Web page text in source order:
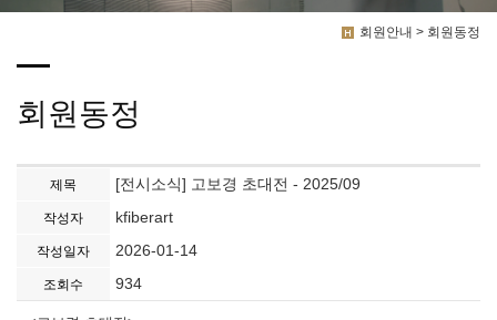
회원안내 > 회원동정
회원동정
제목 [전시소식] 고보경 초대전 - 2025/09
작성자 kfiberart
작성일자 2026-01-14
조회수 934